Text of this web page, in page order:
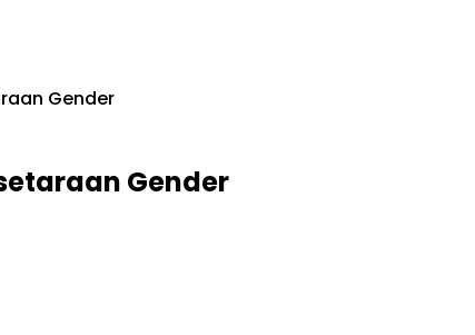
Gender
Gender